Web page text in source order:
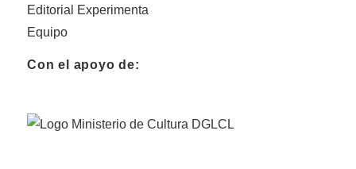
Editorial Experimenta
Equipo
Con el apoyo de: